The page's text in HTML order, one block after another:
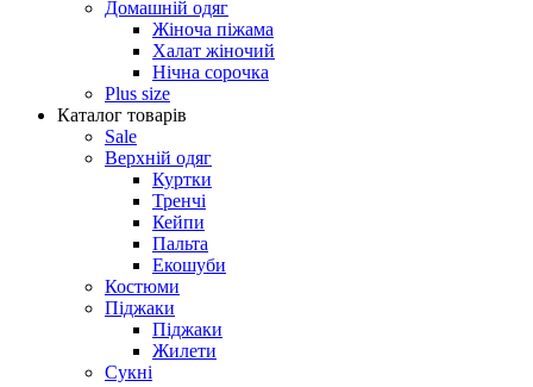
Домашній одяг
Жіноча піжама
Халат жіночий
Нічна сорочка
Plus size
Каталог товарів
Sale
Верхній одяг
Куртки
Тренчі
Кейпи
Пальта
Екошуби
Костюми
Піджаки
Піджаки
Жилети
Сукні